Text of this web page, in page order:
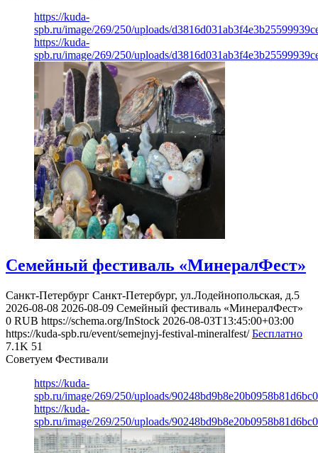
https://kuda-
spb.ru/image/269/250/uploads/
https://kuda-
spb.ru/image/269/250/uploads/
Семейный фестиваль «MинералФест»
Санкт-Петербург Санкт-Петербург, ул.Лодейнопольская, д.5
2026-08-08 2026-08-09 Семейный фестиваль «MинералФест»
0 RUB https://schema.org/InStock 2026-08-03T13:45:00+03:00
https://kuda-spb.ru/event/semejnyj-festival-mineralfest/ Бесплатно
7.1K 51
Советуем Фестивали
https://kuda-
spb.ru/image/269/250/uploads/
https://kuda-
spb.ru/image/269/250/uploads/